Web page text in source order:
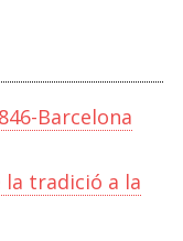
Barcelona
la tradició a la